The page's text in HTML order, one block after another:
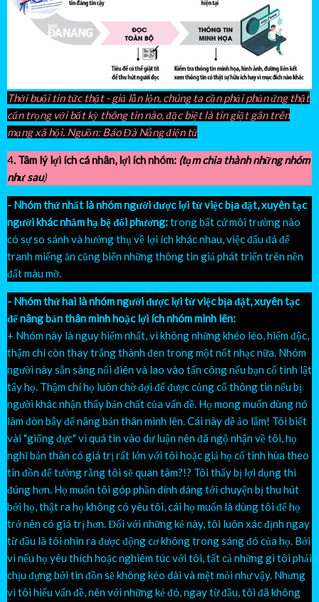
Thời buổi tin tức thật - giả lẫn lộn, chúng ta cần phải phản ứng thật
cẩn trọng với bất kỳ thông tin nào, đặc biệt là tin giật gân trên
mạng xã hội. Nguồn: Báo Đà Nẵng điện tử
4. Tâm lý lợi ích cá nhân, lợi ích nhóm: (tạm chia thành những nhóm
như sau)
- Nhóm thứ nhất là nhóm người được lợi từ việc bịa đặt, xuyên tạc
người khác nhằm hạ bệ đối phương:trong bất cứ môi trường nào
có sự so sánh và hưởng thụ về lợi ích khác nhau, việc đấu đá để
tranh miếng ăn cũng biến những thông tin giả phát triển trên nền
đất màu mỡ.
- Nhóm thứ hai là nhóm người được lợi từ việc bịa đặt, xuyên tạc
để nâng bản thân mình hoặc lợi ích nhóm mình lên:
+ Nhóm này là nguy hiểm nhất, vì không những khéo léo, hiểm độc,
thậm chí còn thay trắng thành đen trong một nốt nhạc nữa. Nhóm
người này sẵn sàng nổi điên và lao vào tấn công nếu bạn cố tình lật
tẩy họ. Thậm chí họ luôn chờ đợi để được củng cố thông tin nếu bị
người khác nhận thấy bản chất của vấn đề. Họ mong muốn dùng nó
làm đòn bẫy để nâng bản thân mình lên. Cái này dễ ảo lắm! Tôi biết
vài "giống đực" vì quá tin vào dư luận nên đã ngộ nhận về tôi, họ
nghĩ bản thân có giá trị rất lớn với tôi hoặc giả họ cố tình hùa theo
tin đồn để tưởng rằng tôi sẽ quan tâm?!? Tôi thấy bị lợi dụng thì
đúng hơn. Họ muốn tôi góp phần dính dáng tới chuyện bị thu hút
bởi họ, thật ra họ không có yêu tôi, cái họ muốn là dùng tôi để họ
trở nên có giá trị hơn. Đối với những kẻ này, tôi luôn xác định ngay
từ đầu là tôi nhìn ra được động cơ không trong sáng đó của họ. Bởi
vì nếu họ yêu thích hoặc nghiêm túc với tôi, tất cả những gì tôi phải
chịu đựng bởi tin đồn sẽ không kéo dài và mệt mỏi như vậy. Nhưng
vì tôi hiểu vấn đề, nên với những kẻ đó, ngay từ đầu, tôi đã không